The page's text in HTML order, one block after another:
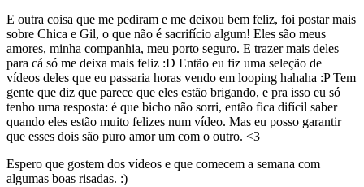
E outra coisa que me pediram e me deixou bem feliz, foi postar mais
sobre Chica e Gil, o que não é sacrifício algum! Eles são meus
amores, minha companhia, meu porto seguro. E trazer mais deles
para cá só me deixa mais feliz :D Então eu fiz uma seleção de
vídeos deles que eu passaria horas vendo em looping hahaha :P Tem
gente que diz que parece que eles estão brigando, e pra isso eu só
tenho uma resposta: é que bicho não sorri, então fica difícil saber
quando eles estão muito felizes num vídeo. Mas eu posso garantir
que esses dois são puro amor um com o outro. <3
Espero que gostem dos vídeos e que comecem a semana com
algumas boas risadas. :)